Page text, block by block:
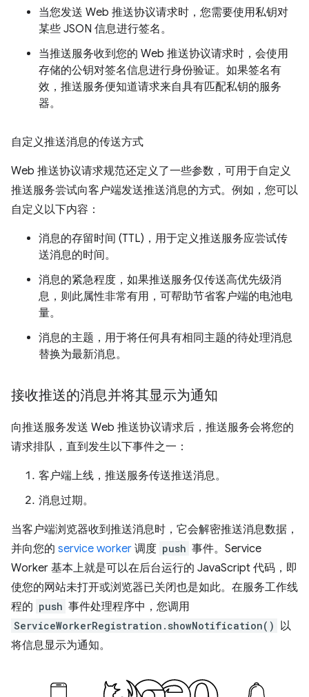
当您发送 Web 推送协议请求时，您需要使用私钥对
某些 JSON 信息进行签名。
当推送服务收到您的 Web 推送协议请求时，会使用
存储的公钥对签名信息进行身份验证。如果签名有
效，推送服务便知道请求来自具有匹配私钥的服务
器。
自定义推送消息的传送方式
Web 推送协议请求规范还定义了一些参数，可用于自定义
推送服务尝试向客户端发送推送消息的方式。例如，您可以
自定义以下内容：
消息的存留时间 (TTL)，用于定义推送服务应尝试传
送消息的时间。
消息的紧急程度，如果推送服务仅传送高优先级消
息，则此属性非常有用，可帮助节省客户端的电池电
量。
消息的主题，用于将任何具有相同主题的待处理消息
替换为最新消息。
接收推送的消息并将其显示为通知
向推送服务发送 Web 推送协议请求后，推送服务会将您的
请求排队，直到发生以下事件之一：
客户端上线，推送服务传送推送消息。
消息过期。
当客户端浏览器收到推送消息时，它会解密推送消息数据，
并向您的 service worker 调度 push 事件。Service
Worker 基本上就是可以在后台运行的 JavaScript 代码，即
使您的网站未打开或浏览器已关闭也是如此。在服务工作线
程的 push 事件处理程序中，您调用
ServiceWorkerRegistration.showNotification() 以
将信息显示为通知。